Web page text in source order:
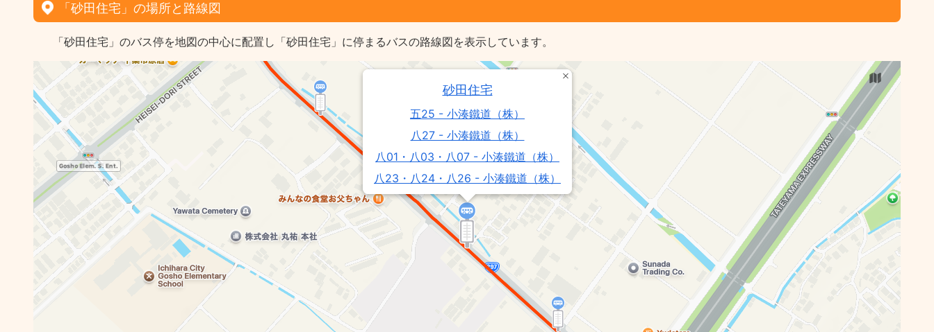
「砂田住宅」の場所と路線図
「砂田住宅」のバス停を地図の中心に配置し「砂田住宅」に停まるバスの路線図を表示しています。
砂田住宅
五25 - 小湊鐵道（株）
八27 - 小湊鐵道（株）
八01・八03・八07 - 小湊鐵道（株）
八23・八24・八26 - 小湊鐵道（株）
八25 - 小湊鐵道（株）